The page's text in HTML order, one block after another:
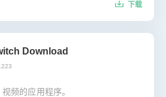
下载
Download
频的应用程序。